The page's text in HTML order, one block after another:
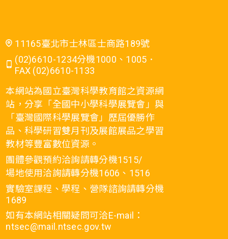
11165臺北市士林區士商路189號
(02)6610-1234分機1000、1005．
FAX (02)6610-1133
本網站為國立臺灣科學教育館之資源網
站，分享「全國中小學科學展覽會」與
「臺灣國際科學展覽會」歷屆優勝作
品、科學研習雙月刊及展館展品之學習
教材等豐富數位資源。
團體參觀預約洽詢請轉分機1515/
場地使用洽詢請轉分機1606、1516
實驗室課程、學程、營隊諮詢請轉分機
1689
如有本網站相關疑問可洽E-mail：
ntsec@mail.ntsec.gov.tw